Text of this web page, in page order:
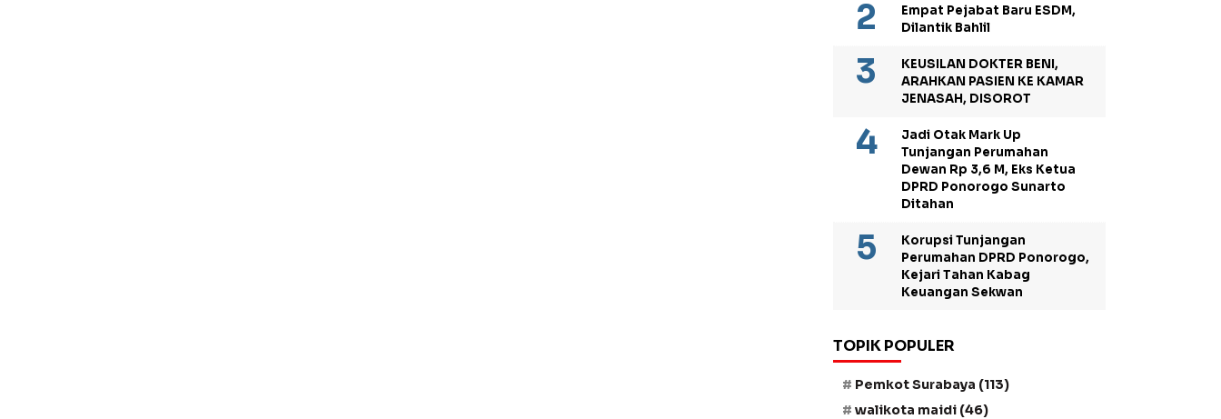
Empat Pejabat Baru ESDM,
Dilantik Bahlil
KEUSILAN DOKTER BENI,
ARAHKAN PASIEN KE KAMAR
JENASAH, DISOROT
Jadi Otak Mark Up
Tunjangan Perumahan
Dewan Rp 3,6 M, Eks Ketua
DPRD Ponorogo Sunarto
Ditahan
Korupsi Tunjangan
Perumahan DPRD Ponorogo,
Kejari Tahan Kabag
Keuangan Sekwan
TOPIK POPULER
Pemkot Surabaya (113)
walikota maidi (46)